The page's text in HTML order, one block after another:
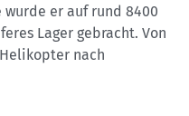
wurde er auf rund 8400
Lager gebracht. Von
nach